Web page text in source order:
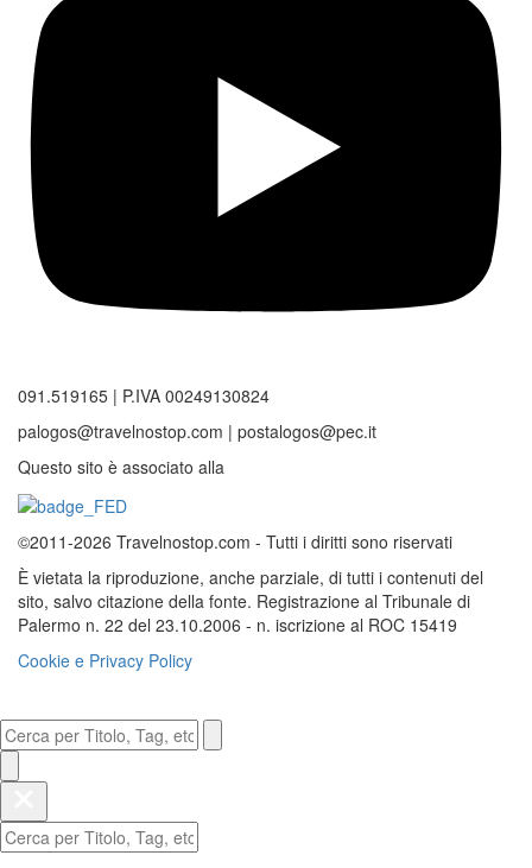
091.519165 | P.IVA 00249130824
palogos@travelnostop.com | postalogos@pec.it
Questo sito è associato alla
©2011-2026 Travelnostop.com - Tutti i diritti sono riservati
È vietata la riproduzione, anche parziale, di tutti i contenuti del
sito, salvo citazione della fonte. Registrazione al Tribunale di
Palermo n. 22 del 23.10.2006 - n. iscrizione al ROC 15419
Cookie e Privacy Policy